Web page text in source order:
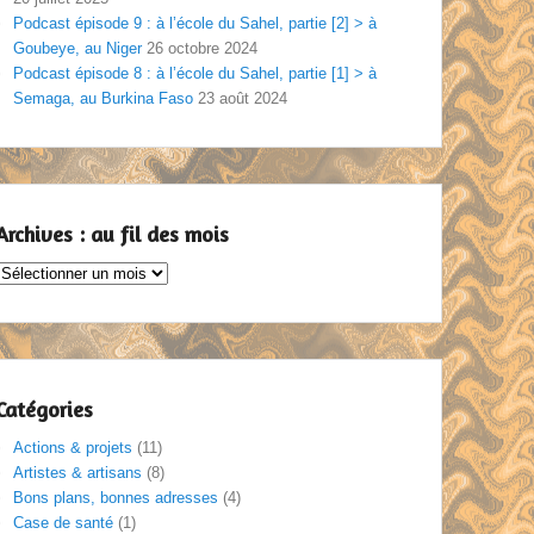
Podcast épisode 9 : à l’école du Sahel, partie [2] > à
Goubeye, au Niger 26 octobre 2024
Podcast épisode 8 : à l’école du Sahel, partie [1] > à
Semaga, au Burkina Faso 23 août 2024
: au fil des mois
Archives
Actions & projets (11)
Artistes & artisans (8)
Bons plans, bonnes adresses (4)
Case de santé (1)